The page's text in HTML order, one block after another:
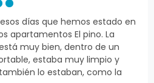
días que hemos estado en
apartamentos El pino. La
muy bien, dentro de un
estaba muy limpio y
lo estaban, como la